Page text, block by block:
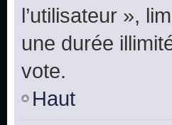
l’utilisateur »,
une durée
vote.
Haut